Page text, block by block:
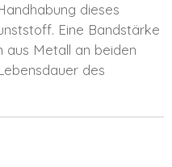
dieses
Eine Bandstärke
aus Metall an beiden
des